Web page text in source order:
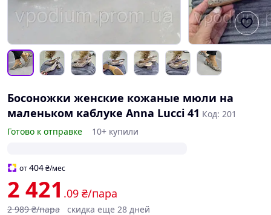
Босоножки женские кожаные мюли на
маленьком каблуке Anna Lucci 41 Код: 201
Готово к отправке
10+ купили
от404₴/мес
2 421 .09 ₴/пара
2 989 ₴/пара
скидка еще 28 дней